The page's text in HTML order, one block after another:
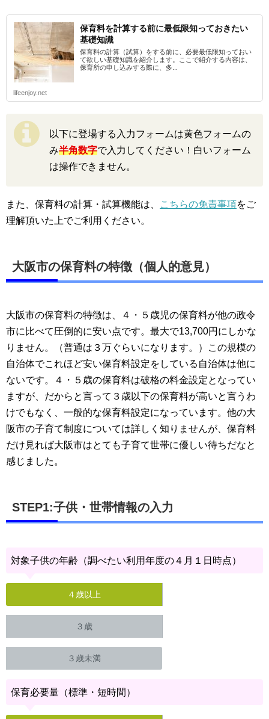
保育料を計算する前に最低限知っておきたい
基礎知識
保育料の計算（試算）をする前に、必要最低限知っておい
て欲しい基礎知識を紹介します。ここで紹介する内容は、
保育所の申し込みする際に、多...
lifeenjoy.net
以下に登場する入力フォームは黄色フォームの
み半角数字で入力してください！白いフォーム
は操作できません。
また、保育料の計算・試算機能は、 こちらの免責事項をご
理解頂いた上でご利用ください。
大阪市の保育料の特徴（個人的意見）
大阪市の保育料の特徴は、４・５歳児の保育料が他の政令
市に比べて圧倒的に安い点です。最大で13,700円にしかな
りません。（普通は３万ぐらいになります。）この規模の
自治体でこれほど安い保育料設定をしている自治体は他に
ないです。４・５歳の保育料は破格の料金設定となってい
ますが、だからと言って３歳以下の保育料が高いと言うわ
けでもなく、一般的な保育料設定になっています。他の大
阪市の子育て制度については詳しく知りませんが、保育料
だけ見れば大阪市はとても子育て世帯に優しい待ちだなと
感じました。
STEP1:子供・世帯情報の入力
対象子供の年齢（調べたい利用年度の４月１日時点）
４歳以上
３歳
３歳未満
保育必要量（標準・短時間）